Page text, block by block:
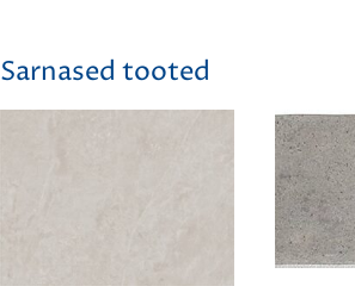
Sarnased tooted